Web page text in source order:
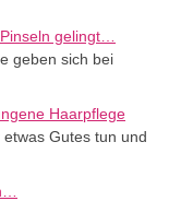
gelingt…
geben sich bei
Haarpflege
Gutes tun und